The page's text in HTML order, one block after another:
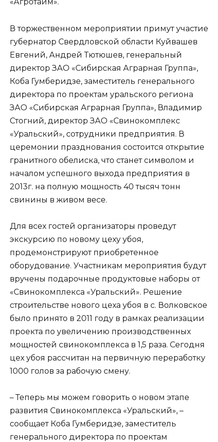
«Агротайм».
В торжественном мероприятии примут участие
губернатор Свердловской области Куйвашев
Евгений, Андрей Тютюшев, генеральный
директор ЗАО «Сибирская Аграрная Группа»,
Коба Гумберидзе, заместитель генерального
директора по проектам уральского региона
ЗАО «Сибирская Аграрная Группа», Владимир
Стогний, директор ЗАО «Свинокомплекс
«Уральский», сотрудники предприятия. В
церемонии празднования состоится открытие
гранитного обелиска, что станет символом и
началом успешного выхода предприятия в
2013г. на полную мощность 40 тысяч тонн
свинины в живом весе.
Для всех гостей организаторы проведут
экскурсию по новому цеху убоя,
продемонстрируют приобретенное
оборудование. Участникам мероприятия будут
вручены подарочные продуктовые наборы от
«Свинокомплекса «Уральский». Решение
строительстве нового цеха убоя в с. Волковское
было принято в 2011 году в рамках реализации
проекта по увеличению производственных
мощностей свинокомплекса в 1,5 раза. Сегодня
цех убоя рассчитан на первичную переработку
1000 голов за рабочую смену.
– Теперь мы можем говорить о новом этапе
развития Свинокомплекса «Уральский», –
сообщает Коба Гумберидзе, заместитель
генерального директора по проектам